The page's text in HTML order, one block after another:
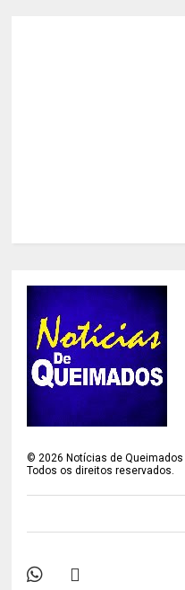
© 2026 Notícias de Queimados
Todos os direitos reservados.